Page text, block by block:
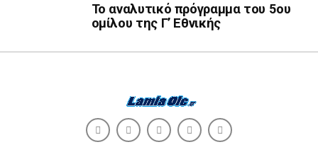
Το αναλυτικό πρόγραμμα του 5ου
ομίλου της Γ’ Εθνικής